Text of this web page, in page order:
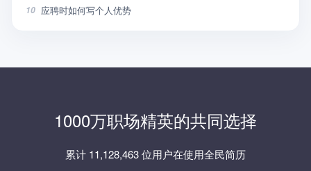
10 应聘时如何写个人优势
1000万职场精英的共同选择
累计 11,128,463 位用户在使用全民简历